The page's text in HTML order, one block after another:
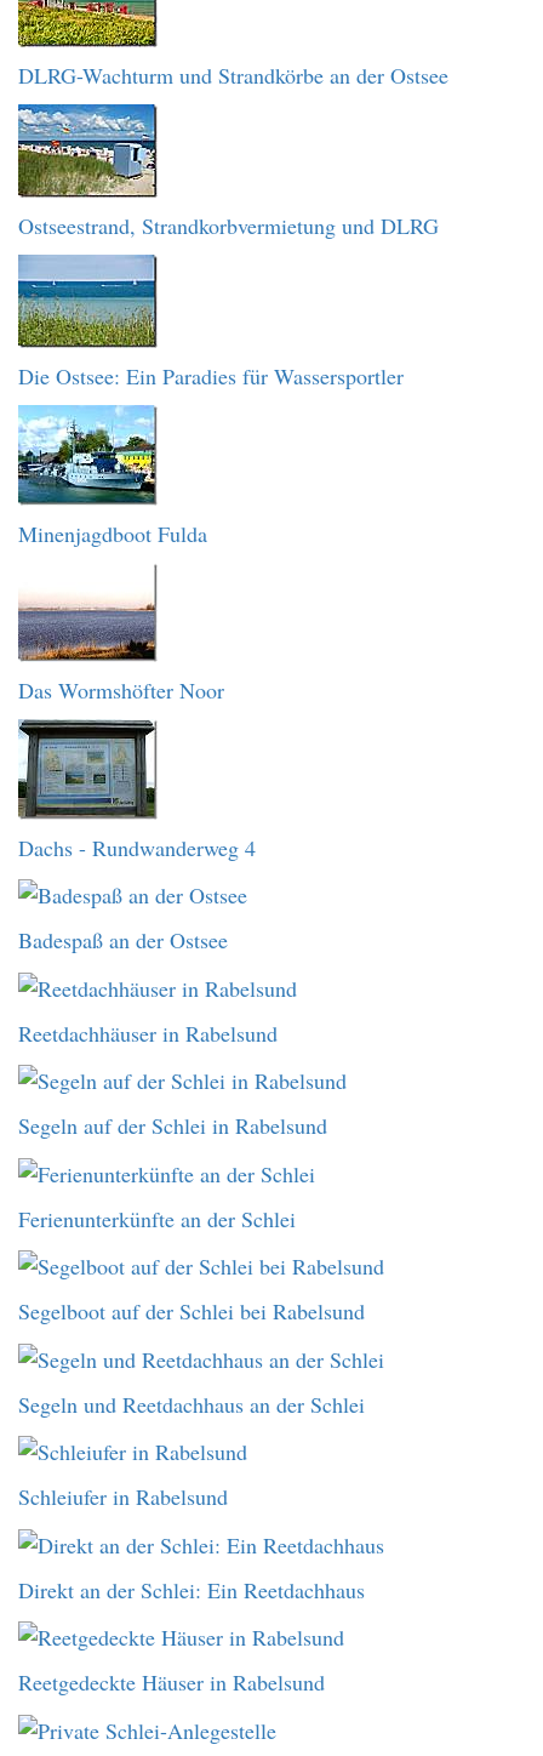
DLRG-Wachturm und Strandkörbe an der Ostsee
Ostseestrand, Strandkorbvermietung und DLRG
Die Ostsee: Ein Paradies für Wassersportler
Minenjagdboot Fulda
Das Wormshöfter Noor
Dachs - Rundwanderweg 4
Badespaß an der Ostsee
Reetdachhäuser in Rabelsund
Segeln auf der Schlei in Rabelsund
Ferienunterkünfte an der Schlei
Segelboot auf der Schlei bei Rabelsund
Segeln und Reetdachhaus an der Schlei
Schleiufer in Rabelsund
Direkt an der Schlei: Ein Reetdachhaus
Reetgedeckte Häuser in Rabelsund